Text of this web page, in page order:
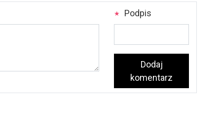
Podpis
Dodaj
komentarz